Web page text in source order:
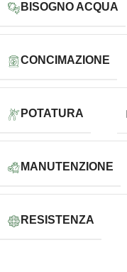
BISOGNO ACQUA
CONCIMAZIONE
POTATURA
MANUTENZIONE
RESISTENZA